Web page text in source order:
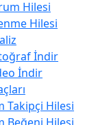
Hilesi
Hilesi
İndir
İndir
Takipçi Hilesi
Beğeni Hilesi